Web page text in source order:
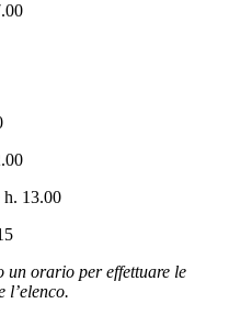
h. 13.00
un orario per effettuare le
l’elenco.